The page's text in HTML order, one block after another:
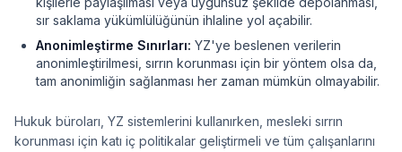
sır saklama yükümlülüğünün ihlaline yol açabilir.
Anonimleştirme Sınırları: YZ'ye beslenen verilerin
anonimleştirilmesi, sırrın korunması için bir yöntem olsa da,
tam anonimliğin sağlanması her zaman mümkün olmayabilir.
Hukuk büroları, YZ sistemlerini kullanırken, mesleki sırrın
korunması için katı iç politikalar geliştirmeli ve tüm çalışanlarını